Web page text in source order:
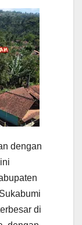
dengan
di